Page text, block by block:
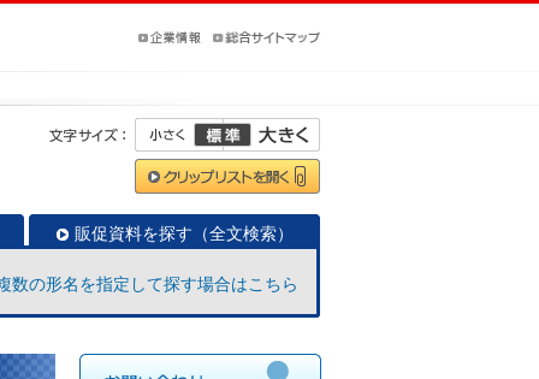
販促資料を探す（全文検索）
数の形名を指定して探す場合はこちら